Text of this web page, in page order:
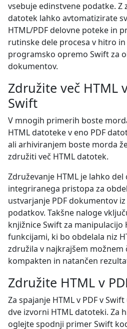
vsebuje edinstvene podatke. Z
datotek lahko avtomatizirate
HTML/PDF delovne poteke in
rutinske dele procesa v hitro
programsko opremo Swift za
dokumentov.
Združite več HTML
Swift
V mnogih primerih boste
HTML datoteke v eno PDF
ali arhiviranjem boste morda
združiti več HTML datotek.
Združevanje HTML je lahko del
integriranega pristopa za
ustvarjanje PDF dokumentov
podatkov. Takšne naloge
knjižnice Swift za manipulacijo
funkcijami, ki bo obdelala niz
združila v najkrajšem možnem
kompakten in natančen
Združite HTML v
Za spajanje HTML v PDF v
dve izvorni HTML datoteki. Za
oglejte spodnji primer Swift